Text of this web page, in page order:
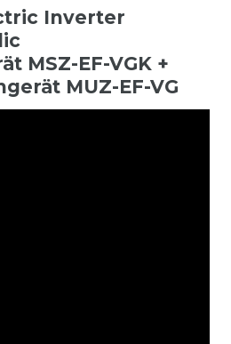
Inverter
MSZ-EF-VGK +
MUZ-EF-VG